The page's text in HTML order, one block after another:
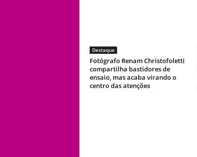
Destaque
Fotógrafo Renam Christofoletti
compartilha bastidores de
ensaio, mas acaba virando o
centro das atenções